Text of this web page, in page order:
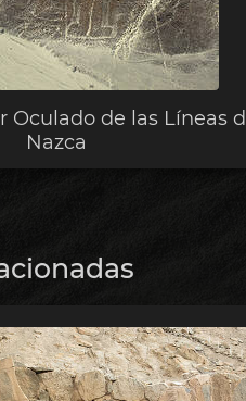
Oculado de las Líneas
Nazca